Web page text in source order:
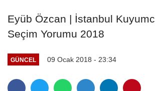
Eyüb Özcan | İstanbul
Seçim Yorumu 2018
GÜNCEL 09 Ocak 2018 - 23:34